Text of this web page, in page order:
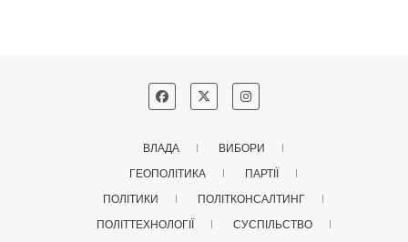
ВЛАДА
ВИБОРИ
ГЕОПОЛІТИКА
ПАРТІЇ
ПОЛІТИКИ
ПОЛІТКОНСАЛТИНГ
ПОЛІТТЕХНОЛОГІЇ
СУСПІЛЬСТВО